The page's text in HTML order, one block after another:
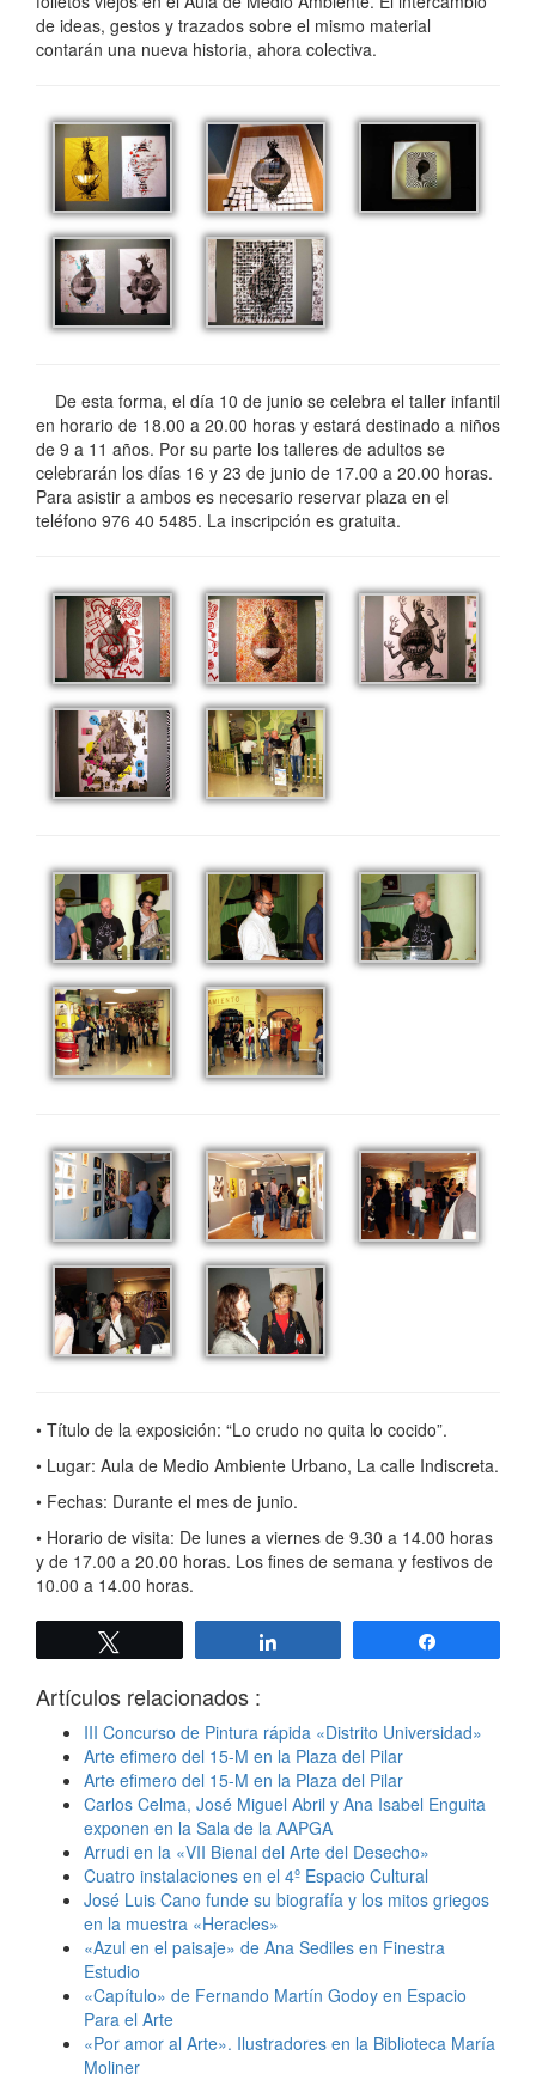
de ideas, gestos y trazados sobre el mismo material
contarán una nueva historia, ahora colectiva.
De esta forma, el día 10 de junio se celebra el taller infantil
en horario de 18.00 a 20.00 horas y estará destinado a niños
de 9 a 11 años. Por su parte los talleres de adultos se
celebrarán los días 16 y 23 de junio de 17.00 a 20.00 horas.
Para asistir a ambos es necesario reservar plaza en el
teléfono 976 40 5485. La inscripción es gratuita.
• Título de la exposición: “Lo crudo no quita lo cocido”.
• Lugar: Aula de Medio Ambiente Urbano, La calle Indiscreta.
• Fechas: Durante el mes de junio.
• Horario de visita: De lunes a viernes de 9.30 a 14.00 horas
y de 17.00 a 20.00 horas. Los fines de semana y festivos de
10.00 a 14.00 horas.
Artículos relacionados :
III Concurso de Pintura rápida «Distrito Universidad»
Arte efimero del 15-M en la Plaza del Pilar
Arte efimero del 15-M en la Plaza del Pilar
Carlos Celma, José Miguel Abril y Ana Isabel Enguita
exponen en la Sala de la AAPGA
Arrudi en la «VII Bienal del Arte del Desecho»
Cuatro instalaciones en el 4º Espacio Cultural
José Luis Cano funde su biografía y los mitos griegos
en la muestra «Heracles»
«Azul en el paisaje» de Ana Sediles en Finestra
Estudio
«Capítulo» de Fernando Martín Godoy en Espacio
Para el Arte
«Por amor al Arte». Ilustradores en la Biblioteca María
Moliner